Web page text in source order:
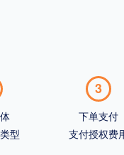
型
3
下单支付
支付授权费